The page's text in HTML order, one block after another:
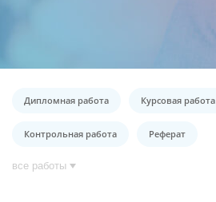
Дипломная работа Курсовая работа
Контрольная работа Реферат
все работы